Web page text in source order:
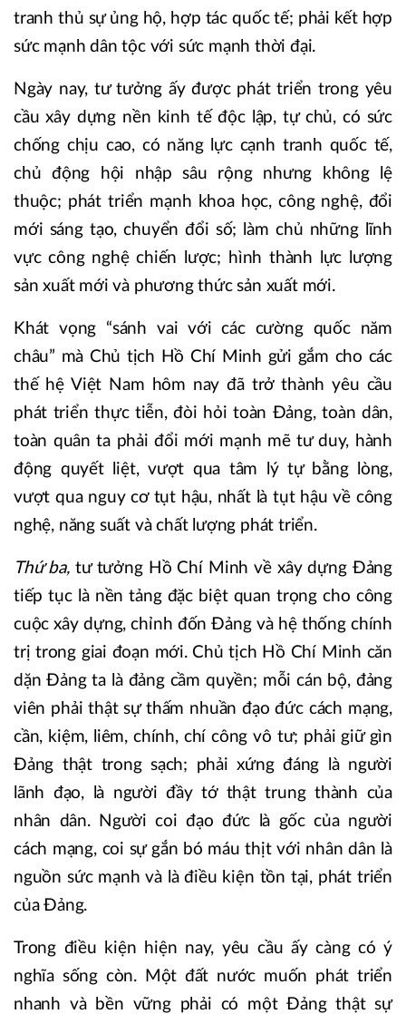
tranh thủ sự ủng hộ, hợp tác quốc tế; phải kết hợp
sức mạnh dân tộc với sức mạnh thời đại.
Ngày nay, tư tưởng ấy được phát triển trong yêu
cầu xây dựng nền kinh tế độc lập, tự chủ, có sức
chống chịu cao, có năng lực cạnh tranh quốc tế,
chủ động hội nhập sâu rộng nhưng không lệ
thuộc; phát triển mạnh khoa học, công nghệ, đổi
mới sáng tạo, chuyển đổi số; làm chủ những lĩnh
vực công nghệ chiến lược; hình thành lực lượng
sản xuất mới và phương thức sản xuất mới.
Khát vọng “sánh vai với các cường quốc năm
châu” mà Chủ tịch Hồ Chí Minh gửi gắm cho các
thế hệ Việt Nam hôm nay đã trở thành yêu cầu
phát triển thực tiễn, đòi hỏi toàn Đảng, toàn dân,
toàn quân ta phải đổi mới mạnh mẽ tư duy, hành
động quyết liệt, vượt qua tâm lý tự bằng lòng,
vượt qua nguy cơ tụt hậu, nhất là tụt hậu về công
nghệ, năng suất và chất lượng phát triển.
Thứ ba, tư tưởng Hồ Chí Minh về xây dựng Đảng
tiếp tục là nền tảng đặc biệt quan trọng cho công
cuộc xây dựng, chỉnh đốn Đảng và hệ thống chính
trị trong giai đoạn mới. Chủ tịch Hồ Chí Minh căn
dặn Đảng ta là đảng cầm quyền; mỗi cán bộ, đảng
viên phải thật sự thấm nhuần đạo đức cách mạng,
cần, kiệm, liêm, chính, chí công vô tư; phải giữ gìn
Đảng thật trong sạch; phải xứng đáng là người
lãnh đạo, là người đầy tớ thật trung thành của
nhân dân. Người coi đạo đức là gốc của người
cách mạng, coi sự gắn bó máu thịt với nhân dân là
nguồn sức mạnh và là điều kiện tồn tại, phát triển
của Đảng.
Trong điều kiện hiện nay, yêu cầu ấy càng có ý
nghĩa sống còn. Một đất nước muốn phát triển
nhanh và bền vững phải có một Đảng thật sự